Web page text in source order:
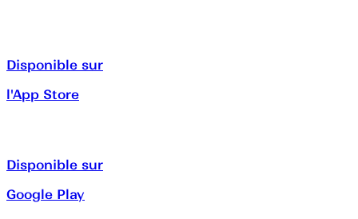
Disponible sur
l'App Store
Disponible sur
Google Play